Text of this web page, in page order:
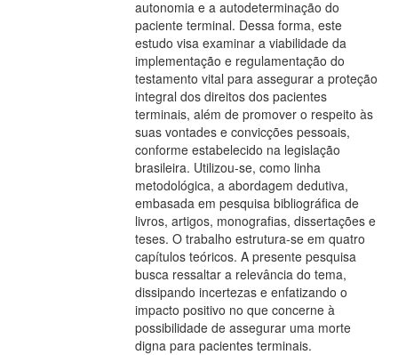
autonomia e a autodeterminação do
paciente terminal. Dessa forma, este
estudo visa examinar a viabilidade da
implementação e regulamentação do
testamento vital para assegurar a proteção
integral dos direitos dos pacientes
terminais, além de promover o respeito às
suas vontades e convicções pessoais,
conforme estabelecido na legislação
brasileira. Utilizou-se, como linha
metodológica, a abordagem dedutiva,
embasada em pesquisa bibliográfica de
livros, artigos, monografias, dissertações e
teses. O trabalho estrutura-se em quatro
capítulos teóricos. A presente pesquisa
busca ressaltar a relevância do tema,
dissipando incertezas e enfatizando o
impacto positivo no que concerne à
possibilidade de assegurar uma morte
digna para pacientes terminais.